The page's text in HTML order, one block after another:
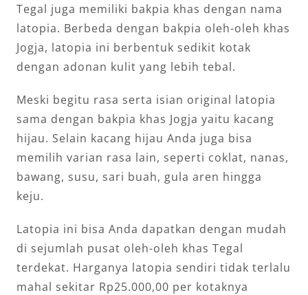
Tegal juga memiliki bakpia khas dengan nama
latopia. Berbeda dengan bakpia oleh-oleh khas
Jogja, latopia ini berbentuk sedikit kotak
dengan adonan kulit yang lebih tebal.
Meski begitu rasa serta isian original latopia
sama dengan bakpia khas Jogja yaitu kacang
hijau. Selain kacang hijau Anda juga bisa
memilih varian rasa lain, seperti coklat, nanas,
bawang, susu, sari buah, gula aren hingga
keju.
Latopia ini bisa Anda dapatkan dengan mudah
di sejumlah pusat oleh-oleh khas Tegal
terdekat. Harganya latopia sendiri tidak terlalu
mahal sekitar Rp25.000,00 per kotaknya